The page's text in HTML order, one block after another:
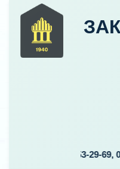
тел. 063-853-29-69,